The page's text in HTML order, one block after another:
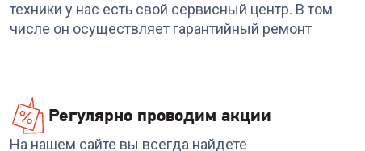
техники у нас есть свой сервисный центр. В том
числе он осуществляет гарантийный ремонт
Регулярно проводим акции
На нашем сайте вы всегда найдете